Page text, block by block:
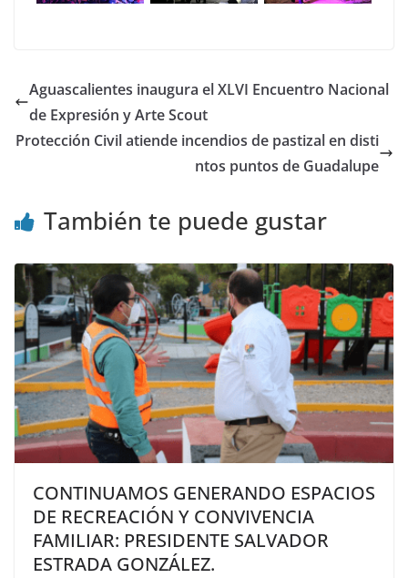
Aguascalientes inaugura el XLVI Encuentro Nacional
de Expresión y Arte Scout
Protección Civil atiende incendios de pastizal en disti
ntos puntos de Guadalupe
También te puede gustar
CONTINUAMOS GENERANDO ESPACIOS
DE RECREACIÓN Y CONVIVENCIA
FAMILIAR: PRESIDENTE SALVADOR
ESTRADA GONZÁLEZ.